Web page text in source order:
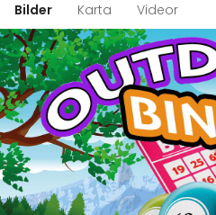
Bilder Karta Videor